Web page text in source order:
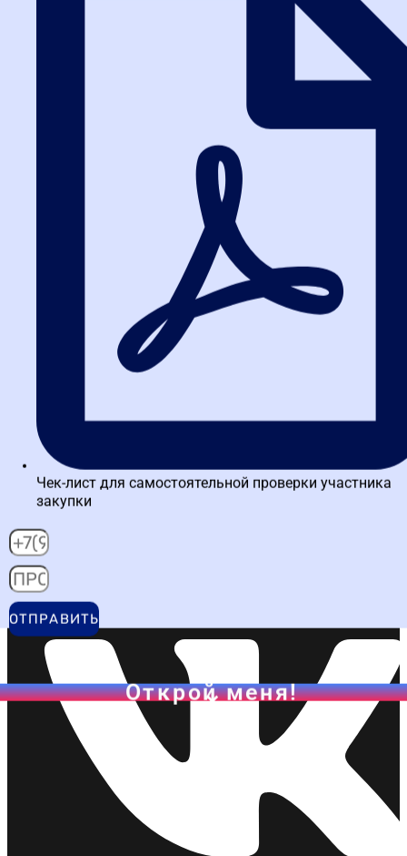
Чек-лист для самостоятельной проверки участника
закупки
ОТПРАВИТЬ
Открой меня!
Написать в WA